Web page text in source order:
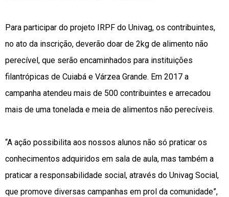
Para participar do projeto IRPF do Univag, os contribuintes,
no ato da inscrição, deverão doar de 2kg de alimento não
perecível, que serão encaminhados para instituições
filantrópicas de Cuiabá e Várzea Grande. Em 2017 a
campanha atendeu mais de 500 contribuintes e arrecadou
mais de uma tonelada e meia de alimentos não perecíveis.
“A ação possibilita aos nossos alunos não só praticar os
conhecimentos adquiridos em sala de aula, mas também a
praticar a responsabilidade social, através do Univag Social,
que promove diversas campanhas em prol da comunidade”,